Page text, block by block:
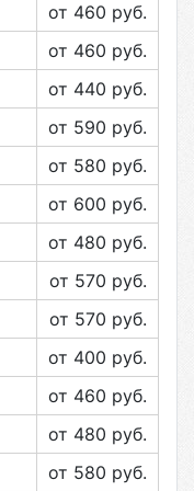
от 460 руб.
от 460 руб.
от 440 руб.
от 590 руб.
от 580 руб.
от 600 руб.
от 480 руб.
от 570 руб.
от 570 руб.
от 400 руб.
от 460 руб.
от 480 руб.
от 580 руб.